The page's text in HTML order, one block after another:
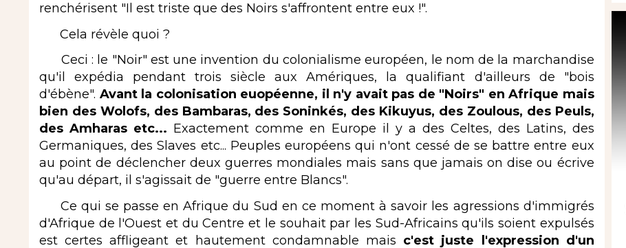
renchérisent "Il est triste que des Noirs s'affrontent entre eux !".
Cela révèle quoi ?
Ceci : le "Noir" est une invention du colonialisme européen, le nom de la marchandise
qu'il expédia pendant trois siècle aux Amériques, la qualifiant d'ailleurs de "bois
d'ébène". Avant la colonisation euopéenne, il n'y avait pas de "Noirs" en Afrique mais
bien des Wolofs, des Bambaras, des Soninkés, des Kikuyus, des Zoulous, des Peuls,
des Amharas etc... Exactement comme en Europe il y a des Celtes, des Latins, des
Germaniques, des Slaves etc... Peuples européens qui n'ont cessé de se battre entre eux
au point de déclencher deux guerres mondiales mais sans que jamais on dise ou écrive
qu'au départ, il s'agissait de "guerre entre Blancs".
Ce qui se passe en Afrique du Sud en ce moment à savoir les agressions d'immigrés
d'Afrique de l'Ouest et du Centre et le souhait par les Sud-Africains qu'ils soient expulsés
est certes affligeant et hautement condamnable mais c'est juste l'expression d'un